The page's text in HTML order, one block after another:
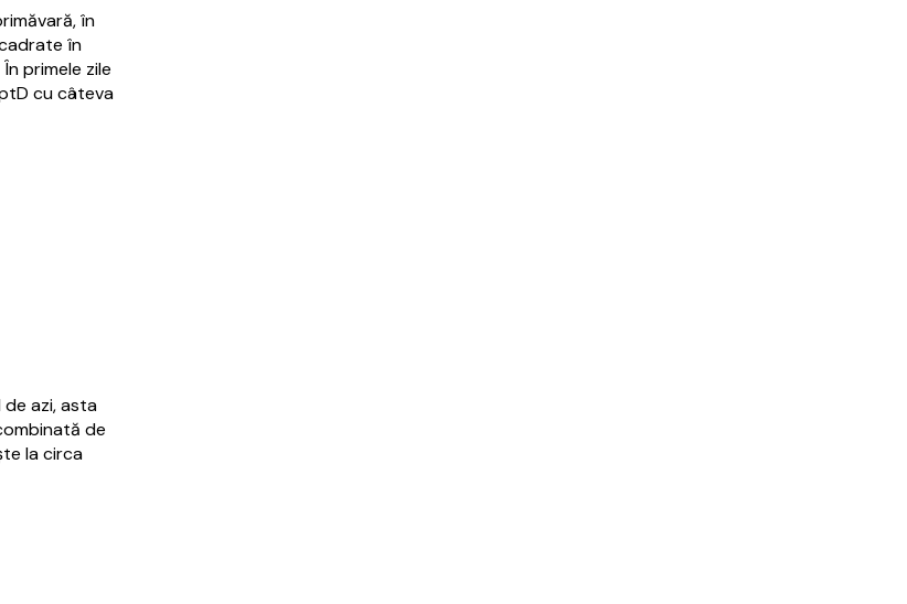
în
în
primele zile
cu câteva
azi, asta
de
la circa